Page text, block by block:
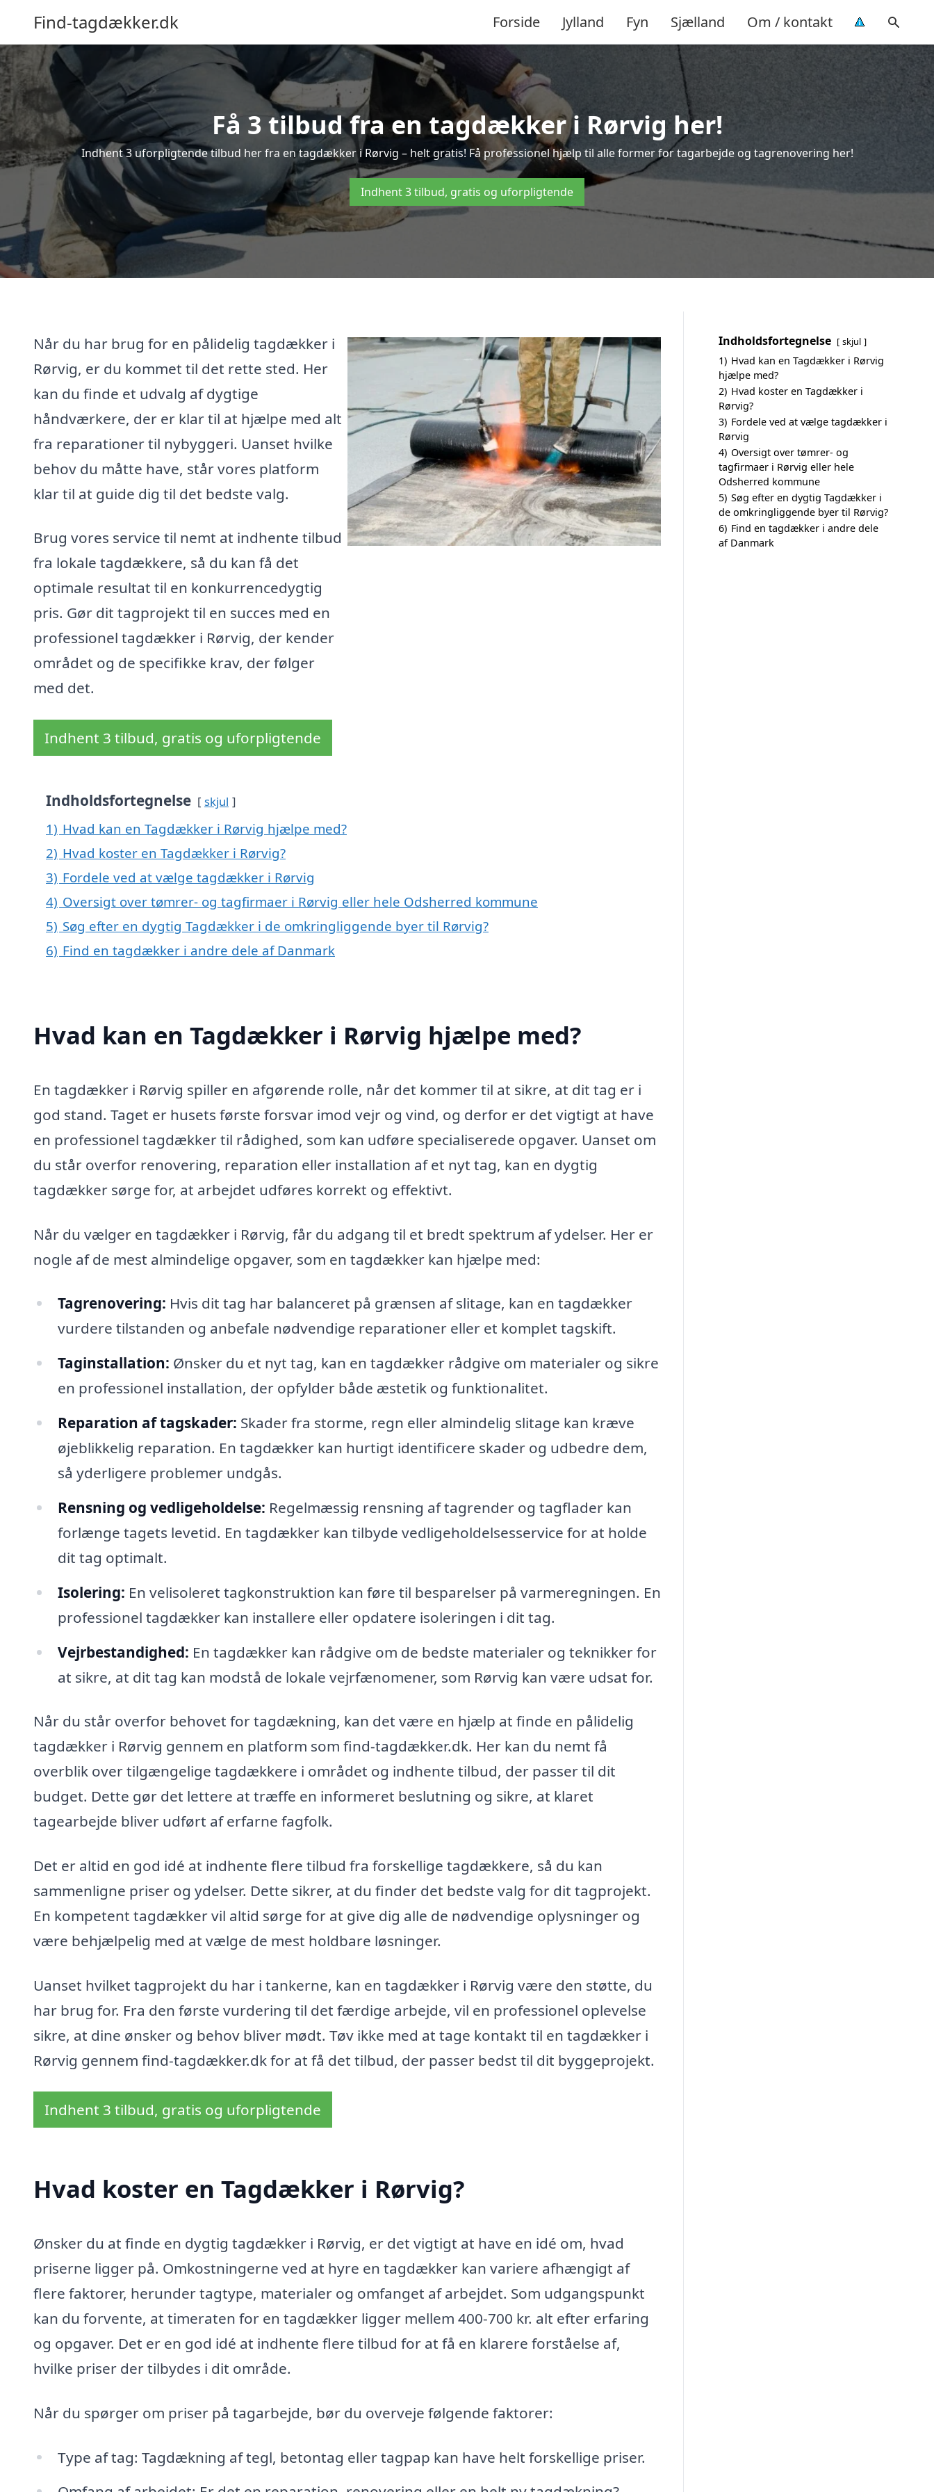
Find-tagdækker.dk Forside Jylland Fyn Sjælland Om / kontakt
Få 3 tilbud fra en tagdækker i Rørvig her!
Indhent 3 uforpligtende tilbud her fra en tagdækker i Rørvig – helt gratis! Få professionel hjælp til alle former for tagarbejde og tagrenovering her!
Indhent 3 tilbud, gratis og uforpligtende
Når du har brug for en pålidelig tagdækker i
Rørvig, er du kommet til det rette sted. Her
kan du finde et udvalg af dygtige
håndværkere, der er klar til at hjælpe med alt
fra reparationer til nybyggeri. Uanset hvilke
behov du måtte have, står vores platform
klar til at guide dig til det bedste valg.
Brug vores service til nemt at indhente tilbud
fra lokale tagdækkere, så du kan få det
optimale resultat til en konkurrencedygtig
pris. Gør dit tagprojekt til en succes med en
professionel tagdækker i Rørvig, der kender
området og de specifikke krav, der følger
med det.
Indhent 3 tilbud, gratis og uforpligtende
Indholdsfortegnelse skjul
1) Hvad kan en Tagdækker i Rørvig hjælpe med?
2) Hvad koster en Tagdækker i Rørvig?
3) Fordele ved at vælge tagdækker i Rørvig
4) Oversigt over tømrer- og tagfirmaer i Rørvig eller hele Odsherred kommune
5) Søg efter en dygtig Tagdækker i de omkringliggende byer til Rørvig?
6) Find en tagdækker i andre dele af Danmark
Hvad kan en Tagdækker i Rørvig hjælpe med?
En tagdækker i Rørvig spiller en afgørende rolle, når det kommer til at sikre, at dit tag er i
god stand. Taget er husets første forsvar imod vejr og vind, og derfor er det vigtigt at have
en professionel tagdækker til rådighed, som kan udføre specialiserede opgaver. Uanset om
du står overfor renovering, reparation eller installation af et nyt tag, kan en dygtig
tagdækker sørge for, at arbejdet udføres korrekt og effektivt.
Når du vælger en tagdækker i Rørvig, får du adgang til et bredt spektrum af ydelser. Her er
nogle af de mest almindelige opgaver, som en tagdækker kan hjælpe med:
Tagrenovering: Hvis dit tag har balanceret på grænsen af slitage, kan en tagdækker
vurdere tilstanden og anbefale nødvendige reparationer eller et komplet tagskift.
Taginstallation: Ønsker du et nyt tag, kan en tagdækker rådgive om materialer og sikre
en professionel installation, der opfylder både æstetik og funktionalitet.
Reparation af tagskader: Skader fra storme, regn eller almindelig slitage kan kræve
øjeblikkelig reparation. En tagdækker kan hurtigt identificere skader og udbedre dem,
så yderligere problemer undgås.
Rensning og vedligeholdelse: Regelmæssig rensning af tagrender og tagflader kan
forlænge tagets levetid. En tagdækker kan tilbyde vedligeholdelsesservice for at holde
dit tag optimalt.
Isolering: En velisoleret tagkonstruktion kan føre til besparelser på varmeregningen. En
professionel tagdækker kan installere eller opdatere isoleringen i dit tag.
Vejrbestandighed: En tagdækker kan rådgive om de bedste materialer og teknikker for
at sikre, at dit tag kan modstå de lokale vejrfænomener, som Rørvig kan være udsat for.
Når du står overfor behovet for tagdækning, kan det være en hjælp at finde en pålidelig
tagdækker i Rørvig gennem en platform som find-tagdækker.dk. Her kan du nemt få
overblik over tilgængelige tagdækkere i området og indhente tilbud, der passer til dit
budget. Dette gør det lettere at træffe en informeret beslutning og sikre, at klaret
tagearbejde bliver udført af erfarne fagfolk.
Det er altid en god idé at indhente flere tilbud fra forskellige tagdækkere, så du kan
sammenligne priser og ydelser. Dette sikrer, at du finder det bedste valg for dit tagprojekt.
En kompetent tagdækker vil altid sørge for at give dig alle de nødvendige oplysninger og
være behjælpelig med at vælge de mest holdbare løsninger.
Uanset hvilket tagprojekt du har i tankerne, kan en tagdækker i Rørvig være den støtte, du
har brug for. Fra den første vurdering til det færdige arbejde, vil en professionel oplevelse
sikre, at dine ønsker og behov bliver mødt. Tøv ikke med at tage kontakt til en tagdækker i
Rørvig gennem find-tagdækker.dk for at få det tilbud, der passer bedst til dit byggeprojekt.
Indhent 3 tilbud, gratis og uforpligtende
Hvad koster en Tagdækker i Rørvig?
Ønsker du at finde en dygtig tagdækker i Rørvig, er det vigtigt at have en idé om, hvad
priserne ligger på. Omkostningerne ved at hyre en tagdækker kan variere afhængigt af
flere faktorer, herunder tagtype, materialer og omfanget af arbejdet. Som udgangspunkt
kan du forvente, at timeraten for en tagdækker ligger mellem 400-700 kr. alt efter erfaring
og opgaver. Det er en god idé at indhente flere tilbud for at få en klarere forståelse af,
hvilke priser der tilbydes i dit område.
Når du spørger om priser på tagarbejde, bør du overveje følgende faktorer:
Type af tag: Tagdækning af tegl, betontag eller tagpap kan have helt forskellige priser.
Indholdsfortegnelse skjul
1) Hvad kan en Tagdækker i Rørvig
hjælpe med?
2) Hvad koster en Tagdækker i
Rørvig?
3) Fordele ved at vælge tagdækker i
Rørvig
4) Oversigt over tømrer- og
tagfirmaer i Rørvig eller hele
Odsherred kommune
5) Søg efter en dygtig Tagdækker i
de omkringliggende byer til Rørvig?
6) Find en tagdækker i andre dele
af Danmark